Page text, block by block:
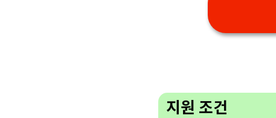
지원 조건